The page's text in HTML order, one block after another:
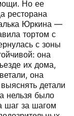
Но ее
ресторана
Юркина —
тортом с
с зоны
она
их дома,
она
детали
нельзя было
шаг за шагом